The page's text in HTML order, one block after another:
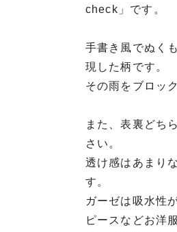
check」です。
手書き風でぬく
現した柄です。
その雨をブロッ
また、表裏どち
さい。
透け感はあまり
す。
ガーゼは吸水性
ピースなどお洋